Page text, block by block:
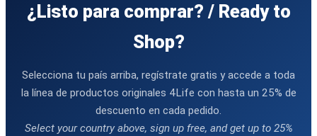
¿Listo para comprar? / Ready to
Shop?
Selecciona tu país arriba, regístrate gratis y accede a toda
la línea de productos originales 4Life con hasta un 25% de
descuento en cada pedido.
Select your country above, sign up free, and get up to 25%